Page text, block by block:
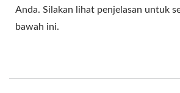
Anda. Silakan lihat penjelasan untuk
bawah ini.